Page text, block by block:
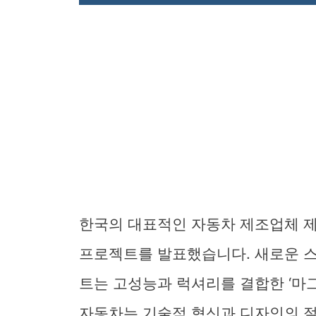
한국의 대표적인 자동차 제조업체
프로젝트를 발표했습니다. 새로운
트는 고성능과 럭셔리를 결합한 ‘마